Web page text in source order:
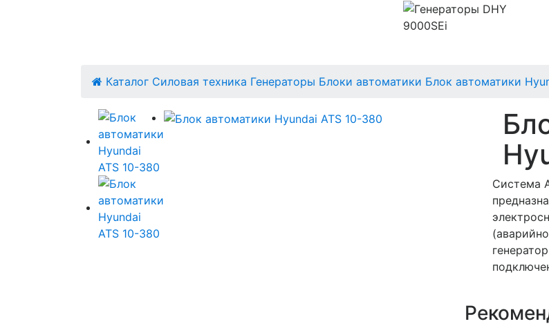
Каталог Силовая техника Генераторы Блоки автоматики Блок автоматики
Система